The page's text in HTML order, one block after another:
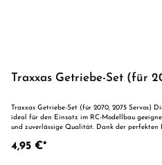
Traxxas Getriebe-Set (für
Traxxas Getriebe-Set (für 2070, 2075 Servos)
ideal für den Einsatz im RC-Modellbau
und zuverlässige Qualität. Dank der perfekten
Passgenaue Verarbeitung Geeignet für anspruchsvolle Modellbauer Ideal als Ersatz- oder
4,95 €*